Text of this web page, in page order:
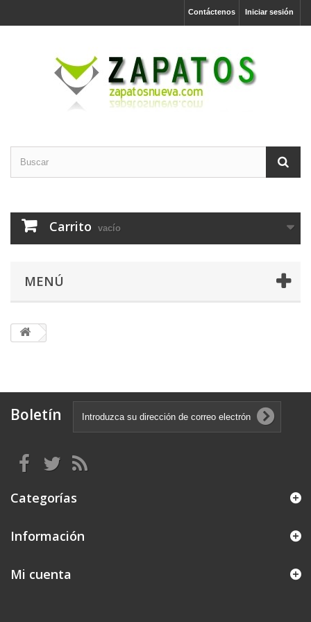
Iniciar sesión
Contáctenos
Carrito vacío
MENÚ
Boletín
Categorías
Información
Mi cuenta